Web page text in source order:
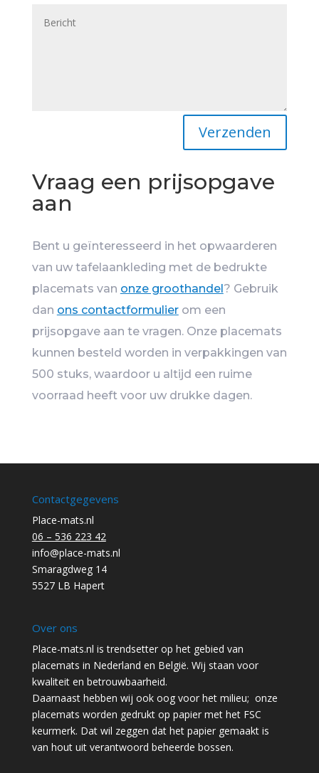
Verzenden
Vraag een prijsopgave
aan
Bent u geïnteresseerd in het opwaarderen
van uw tafelaankleding met de bedrukte
placemats van onze groothandel? Gebruik
dan ons contactformulierom een
prijsopgave aan te vragen. Onze placemats
kunnen besteld worden in verpakkingen van
500 stuks, waardoor u altijd een ruime
voorraad heeft voor uw drukke dagen.
Contactgegevens
Place-mats.nl
06 – 536 223 42
info@place-mats.nl
Smaragdweg 14
5527 LB Hapert
Over ons
Place-mats.nl is trendsetter op het gebied van
placemats in Nederland en België. Wij staan voor
kwaliteit en betrouwbaarheid.
Daarnaast hebben wij ook oog voor het milieu; onze
placemats worden gedrukt op papier met het FSC
keurmerk. Dat wil zeggen dat het papier gemaakt is
van hout uit verantwoord beheerde bossen.